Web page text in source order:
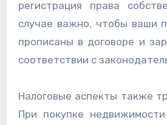
регистрация права
случае важно, чтобы ваши
прописаны в договоре и
соответствии с
Налоговые аспекты также
При покупке